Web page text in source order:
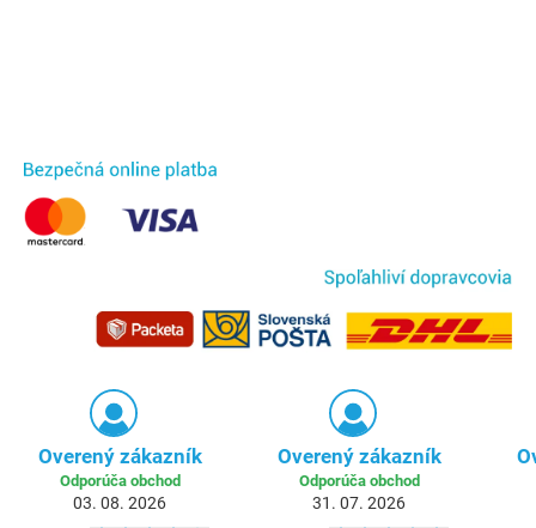
Overený zákazník
Odporúča obchod
03. 08. 2026
Overený zákazník
Odporúča obchod
31. 07. 2026